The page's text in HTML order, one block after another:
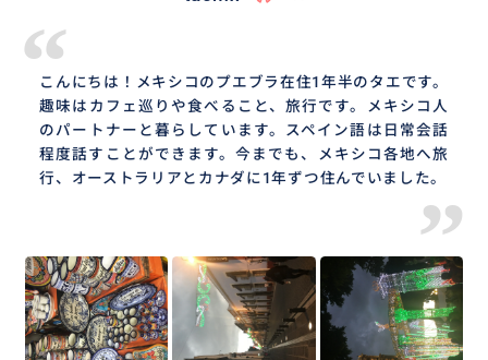
“
こんにちは！メキシコのプエブラ在住1年半のタエです。
趣味はカフェ巡りや食べること、旅行です。メキシコ人
のパートナーと暮らしています。スペイン語は日常会話
程度話すことができます。今までも、メキシコ各地へ旅
行、オーストラリアとカナダに1年ずつ住んでいました。
”